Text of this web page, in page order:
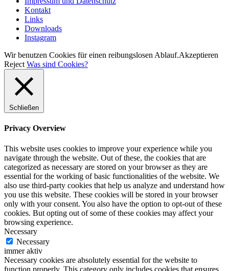
Kontakt
Links
Downloads
Instagram
Wir benutzen Cookies für einen reibungslosen Ablauf.Akzeptieren
Reject Was sind Cookies?
Schließen
Privacy Overview
This website uses cookies to improve your experience while you
navigate through the website. Out of these, the cookies that are
categorized as necessary are stored on your browser as they are
essential for the working of basic functionalities of the website. We
also use third-party cookies that help us analyze and understand how
you use this website. These cookies will be stored in your browser
only with your consent. You also have the option to opt-out of these
cookies. But opting out of some of these cookies may affect your
browsing experience.
Necessary
Necessary
immer aktiv
Necessary cookies are absolutely essential for the website to
function properly. This category only includes cookies that ensures